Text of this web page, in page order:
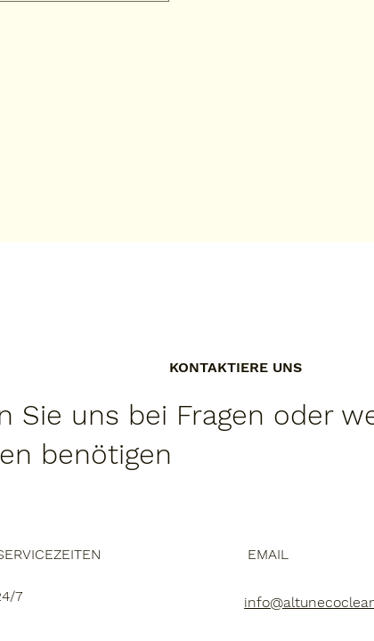
KONTAKTIERE UNS
Sie uns bei Fragen oder
benötigen
7
EMAIL